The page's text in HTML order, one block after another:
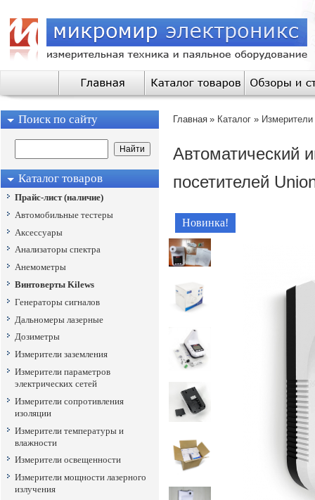
Поиск по сайту
Каталог товаров
Прайс-лист (наличие)
Автомобильные тестеры
Аксессуары
Анализаторы спектра
Анемометры
Винтоверты Kilews
Генераторы сигналов
Дальномеры лазерные
Дозиметры
Измерители заземления
Измерители параметров
электрических сетей
Измерители сопротивления
изоляции
Измерители температуры и
влажности
Измерители освещенности
Измерители мощности лазерного
излучения
Главная » Каталог »
Автоматический
посетителей
Новинка!